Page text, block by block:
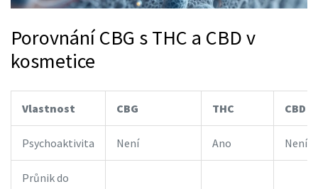
Porovnání CBG s THC a CBD v
kosmetice
Vlastnost CBG THC CBD
Psychoaktivita Není Ano Není
Průnik do